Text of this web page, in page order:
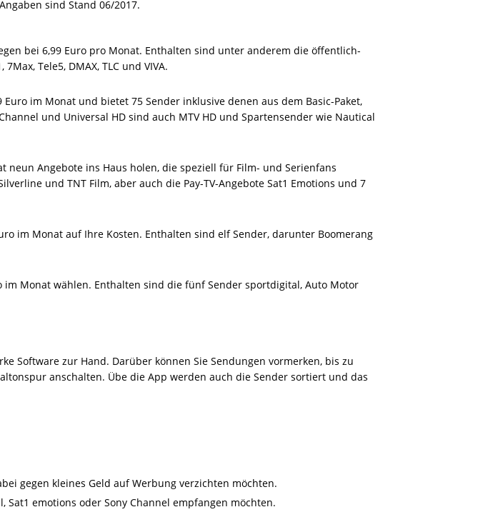
sind Stand 06/2017.
bei 6,99 Euro pro Monat. Enthalten sind unter anderem die öffentlich-
Tele5, DMAX, TLC und VIVA.
im Monat und bietet 75 Sender inklusive denen aus dem Basic-Paket,
und Universal HD sind auch MTV HD und Spartensender wie Nautical
neun Angebote ins Haus holen, die speziell für Film- und Serienfans
und TNT Film, aber auch die Pay-TV-Angebote Sat1 Emotions und 7
im Monat auf Ihre Kosten. Enthalten sind elf Sender, darunter Boomerang
im Monat wählen. Enthalten sind die fünf Sender sportdigital, Auto Motor
Software zur Hand. Darüber können Sie Sendungen vormerken, bis zu
anschalten. Übe die App werden auch die Sender sortiert und das
gegen kleines Geld auf Werbung verzichten möchten.
emotions oder Sony Channel empfangen möchten.